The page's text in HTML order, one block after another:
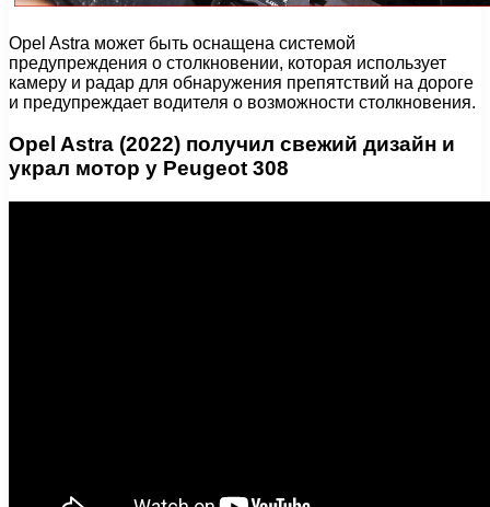
Opel Astra может быть оснащена системой
предупреждения о столкновении, которая использует
камеру и радар для обнаружения препятствий на дороге
и предупреждает водителя о возможности столкновения.
Opel Astra (2022) получил свежий дизайн и
украл мотор у Peugeot 308